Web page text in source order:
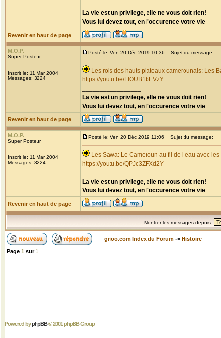
La vie est un privilege, elle ne vous doit rien!
Vous lui devez tout, en l'occurence votre vie
Revenir en haut de page
M.O.P.
Super Posteur
Inscrit le: 11 Mar 2004
Messages: 3224
Posté le: Ven 20 Déc 2019 10:36 Sujet du message:
Les rois des hauts plateaux camerounais: Les
https://youtu.be/FIOUB1bEVzY
La vie est un privilege, elle ne vous doit rien!
Vous lui devez tout, en l'occurence votre vie
Revenir en haut de page
M.O.P.
Super Posteur
Inscrit le: 11 Mar 2004
Messages: 3224
Posté le: Ven 20 Déc 2019 11:06 Sujet du message:
Les Sawa: Le Cameroun au fil de l’eau avec
https://youtu.be/QPJc3ZFXd2Y
La vie est un privilege, elle ne vous doit rien!
Vous lui devez tout, en l'occurence votre vie
Revenir en haut de page
Montrer les messages depuis:
grioo.com Index du Forum -> Histoire
Page 1 sur1
Powered byphpBB© 2001 phpBB Group